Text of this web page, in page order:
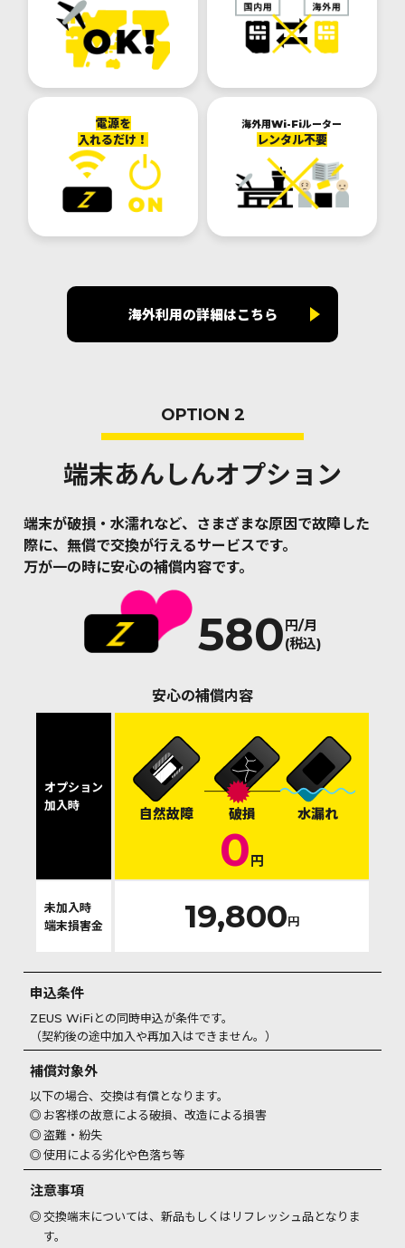
電源を
入れるだけ！
海外用Wi-Fiルーター
レンタル不要
海外利用の詳細はこちら
OPTION 2
端末あんしんオプション
端末が破損・水濡れなど、さまざまな原因で故障した
際に、無償で交換が行えるサービスです。
万が一の時に安心の補償内容です。
580円/月
(税込)
安心の補償内容
オプション
加入時
自然故障 破損 水漏れ
0円
未加入時
端末損害金
19,800円
申込条件
ZEUS WiFiとの同時申込が条件です。
（契約後の途中加入や再加入はできません。）
補償対象外
以下の場合、交換は有償となります。
お客様の故意による破損、改造による損害
盗難・紛失
使用による劣化や色落ち等
注意事項
交換端末については、新品もしくはリフレッシュ品となりま
す。